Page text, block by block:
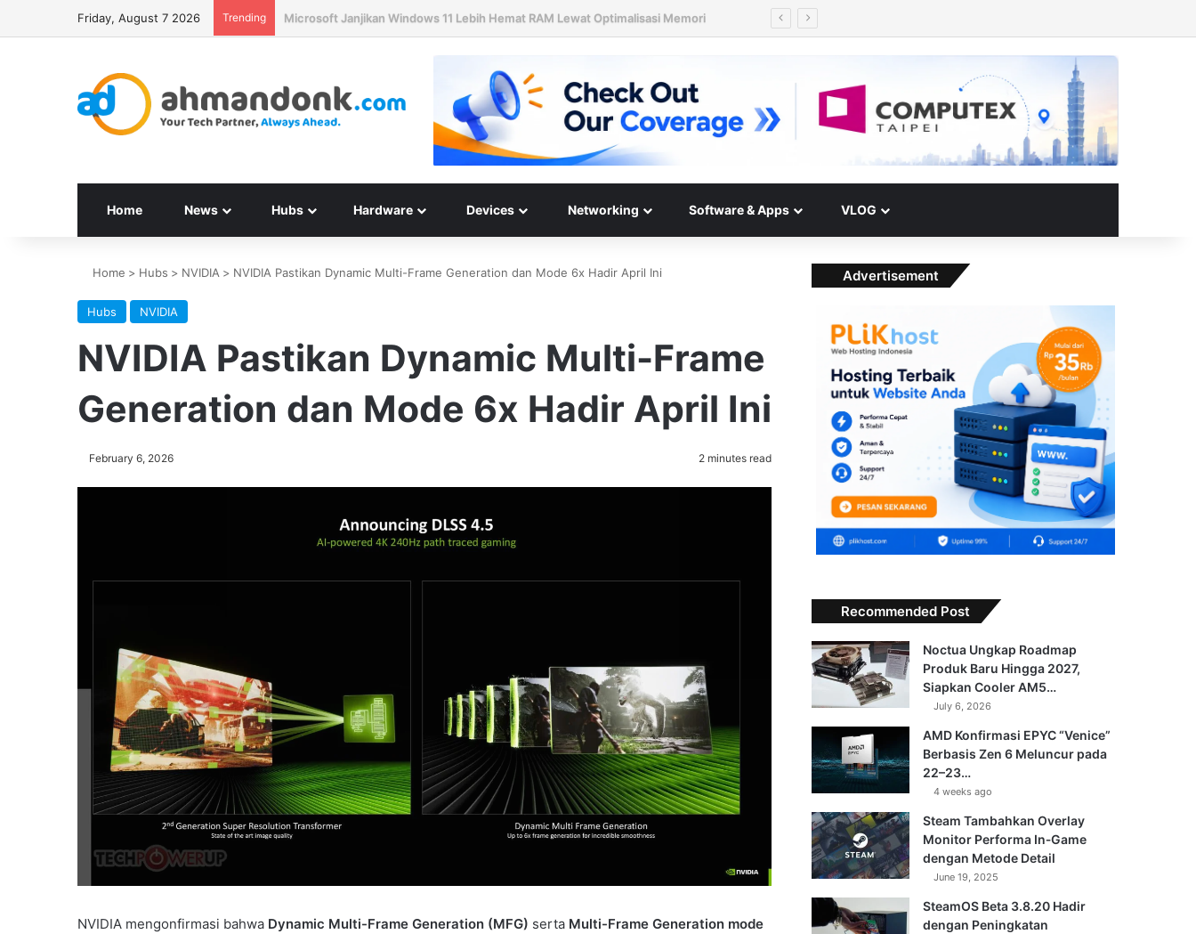
Friday, August 7 2026 Trending Seagate Targetkan Hard Disk HAMR 50 TB Mulai Validasi Pelanggan pada 2027
Home News Hubs Hardware Devices Networking Software & Apps VLOG
Home > Hubs > NVIDIA > NVIDIA Pastikan Dynamic Multi-Frame Generation dan Mode 6x Hadir April Ini
Hubs NVIDIA
NVIDIA Pastikan Dynamic Multi-Frame
Generation dan Mode 6x Hadir April Ini
February 6, 2026 2 minutes read
NVIDIA mengonfirmasi bahwa Dynamic Multi-Frame Generation (MFG) serta Multi-Frame Generation mode
Advertisement
Recommended Post
Noctua Ungkap Roadmap
Produk Baru Hingga 2027,
Siapkan Cooler AM5…
July 6, 2026
AMD Konfirmasi EPYC “Venice”
Berbasis Zen 6 Meluncur pada
22–23…
4 weeks ago
Steam Tambahkan Overlay
Monitor Performa In‑Game
dengan Metode Detail
June 19, 2025
SteamOS Beta 3.8.20 Hadir
dengan Peningkatan